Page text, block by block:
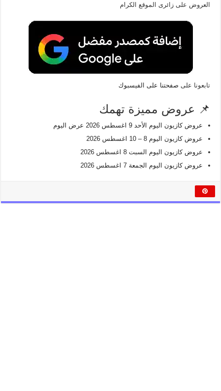
العروض على زائرى الموقع الكرام
تابعونا على صفحتنا على الفيسبوك
📌 عروض مميزة تهمك
عروض كازيون اليوم الأحد 9 اغسطس 2026 عرض اليوم
عروض كازيون اليوم 8 – 10 اغسطس 2026
عروض كازيون اليوم السبت 8 اغسطس 2026
عروض كازيون اليوم الجمعة 7 اغسطس 2026